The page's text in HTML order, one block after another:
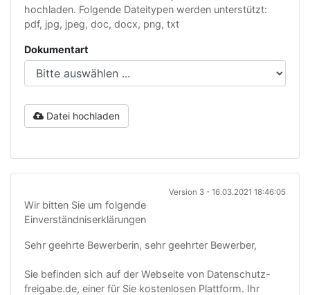
hochladen. Folgende Dateitypen werden unterstützt:
pdf, jpg, jpeg, doc, docx, png, txt
Dokumentart
Datei hochladen
Version 3 - 16.03.2021 18:46:05
Wir bitten Sie um folgende
Einverständniserklärungen
Sehr geehrte Bewerberin, sehr geehrter Bewerber,
Sie befinden sich auf der Webseite von Datenschutz-
freigabe.de, einer für Sie kostenlosen Plattform. Ihr